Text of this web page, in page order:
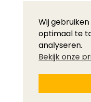
Privacy statement
Wij
optimaal te
analyseren.
Bekijk onze